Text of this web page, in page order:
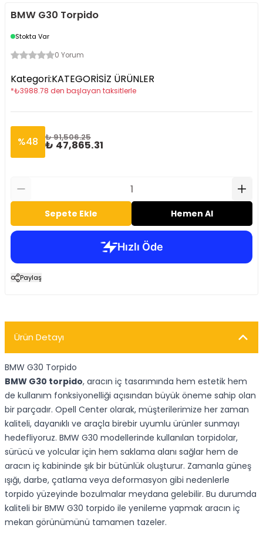
BMW G30 Torpido
Stokta Var
0 Yorum
Kategori:KATEGORİSİZ ÜRÜNLER
*₺3988.78 den başlayan taksitlerle
%48 ₺ 91,506.25
₺ 47,865.31
Sepete Ekle Hemen Al
Paylaş
Ürün Detayı
BMW G30 Torpido
BMW G30 torpido, aracın iç tasarımında hem estetik hem
de kullanım fonksiyonelliği açısından büyük öneme sahip olan
bir parçadır. Opell Center olarak, müşterilerimize her zaman
kaliteli, dayanıklı ve araçla birebir uyumlu ürünler sunmayı
hedefliyoruz. BMW G30 modellerinde kullanılan torpidolar,
sürücü ve yolcular için hem saklama alanı sağlar hem de
aracın iç kabininde şık bir bütünlük oluşturur. Zamanla güneş
ışığı, darbe, çatlama veya deformasyon gibi nedenlerle
torpido yüzeyinde bozulmalar meydana gelebilir. Bu durumda
kaliteli bir BMW G30 torpido ile yenileme yapmak aracın iç
mekan görünümünü tamamen tazeler.